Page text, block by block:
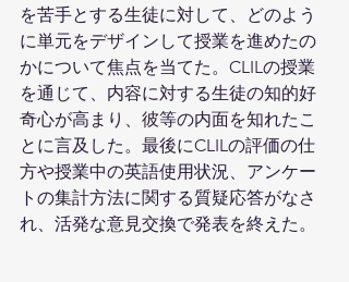
を苦手とする生徒に対して、どのよう
に単元をデザインして授業を進めたの
かについて焦点を当てた。CLILの授業
を通じて、内容に対する生徒の知的好
奇心が高まり、彼等の内面を知れたこ
とに言及した。最後にCLILの評価の仕
方や授業中の英語使用状況、アンケー
トの集計方法に関する質疑応答がなさ
れ、活発な意見交換で発表を終えた。